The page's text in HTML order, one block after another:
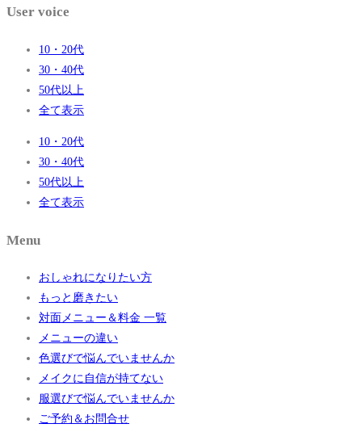
User voice
10・20代
30・40代
50代以上
全て表示
10・20代
30・40代
50代以上
全て表示
Menu
おしゃれになりたい方
もっと磨きたい
対面メニュー＆料金 一覧
メニューの違い
色選びで悩んでいませんか
メイクに自信が持てない
服選びで悩んでいませんか
ご予約＆お問合せ